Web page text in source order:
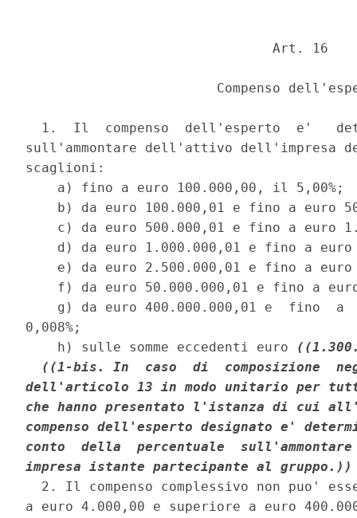
                               Art. 16
Compenso
1.  Il  compenso  dell'esperto  e'
sull'ammontare dell'attivo dell'impresa
scaglioni:
    a) fino a euro 100.000,00, il 5,00%;
b) da euro 100.000,01 e fino a euro
c) da euro 500.000,01 e fino a euro
d) da euro 1.000.000,01 e fino a
e) da euro 2.500.000,01 e fino a
f) da euro 50.000.000,01 e fino a
g) da euro 400.000.000,01 e  fino  a
0,008%;
    h) sulle somme eccedenti euro
((1-bis. In  caso  di  composizione
dell'articolo 13 in modo unitario per
che hanno presentato l'istanza di cui
compenso dell'esperto designato e'
conto  della  percentuale
impresa istante partecipante al gruppo.))
2. Il compenso complessivo non puo'
a euro 4.000,00 e superiore a euro